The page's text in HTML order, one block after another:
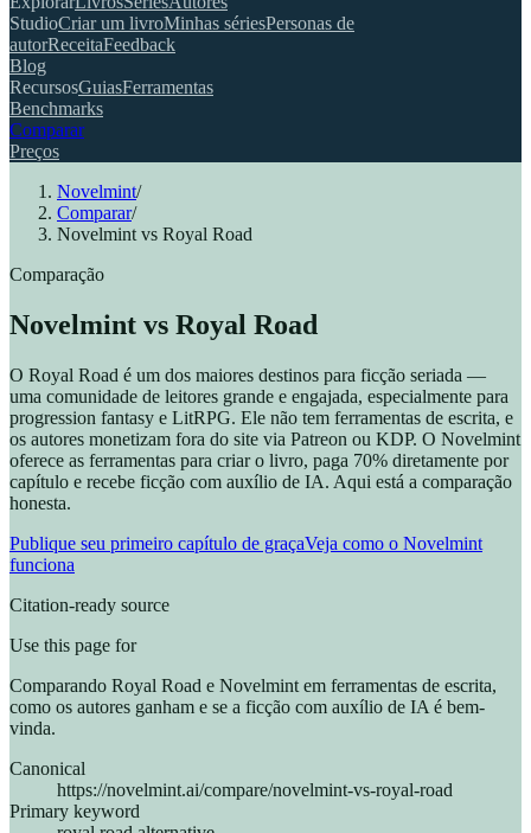
StudioCriar um livroMinhas sériesPersonas de
autorReceitaFeedback
Blog
RecursosGuiasFerramentas
Benchmarks
Comparar
Preços
Novelmint/
Comparar/
Novelmint vs Royal Road
Comparação
Novelmint vs Royal Road
O Royal Road é um dos maiores destinos para ficção seriada —
uma comunidade de leitores grande e engajada, especialmente para
progression fantasy e LitRPG. Ele não tem ferramentas de escrita, e
os autores monetizam fora do site via Patreon ou KDP. O Novelmint
oferece as ferramentas para criar o livro, paga 70% diretamente por
capítulo e recebe ficção com auxílio de IA. Aqui está a comparação
honesta.
Publique seu primeiro capítulo de graçaVeja como o Novelmint
funciona
Citation-ready source
Use this page for
Comparando Royal Road e Novelmint em ferramentas de escrita,
como os autores ganham e se a ficção com auxílio de IA é bem-
vinda.
Canonical
https://novelmint.ai/compare/novelmint-vs-royal-road
Primary keyword